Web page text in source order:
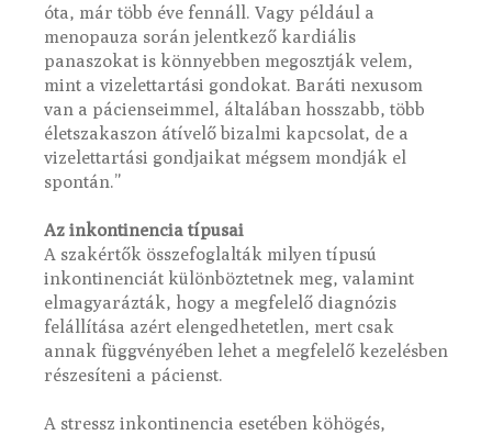
óta, már több éve fennáll. Vagy például a
menopauza során jelentkező kardiális
panaszokat is könnyebben megosztják velem,
mint a vizelettartási gondokat. Baráti nexusom
van a pácienseimmel, általában hosszabb, több
életszakaszon átívelő bizalmi kapcsolat, de a
vizelettartási gondjaikat mégsem mondják el
spontán.”
Az inkontinencia típusai
A szakértők összefoglalták milyen típusú
inkontinenciát különböztetnek meg, valamint
elmagyarázták, hogy a megfelelő diagnózis
felállítása azért elengedhetetlen, mert csak
annak függvényében lehet a megfelelő kezelésben
részesíteni a pácienst.
A stressz inkontinencia esetében köhögés,